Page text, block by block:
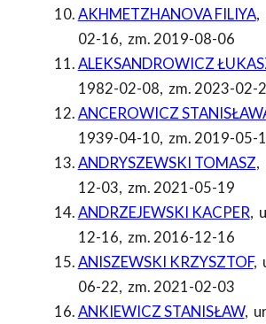
AKHMETZHANOVA FILIYA,
02-16, zm. 2019-08-06
ALEKSANDROWICZ
1982-02-08, zm. 2023-02-
ANCEROWICZ
1939-04-10, zm. 2019-05-
ANDRYSZEWSKI TOMASZ,
12-03, zm. 2021-05-19
ANDRZEJEWSKI KACPER,
12-16, zm. 2016-12-16
ANISZEWSKI KRZYSZTOF,
06-22, zm. 2021-02-03
ANKIEWICZ STANISŁAW,